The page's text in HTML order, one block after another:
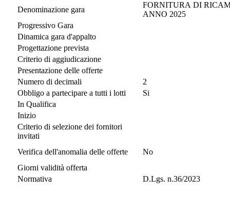
Denominazione gara
FORNITURA DI
ANNO 2025
Progressivo Gara
Dinamica gara d'appalto
Progettazione prevista
Criterio di aggiudicazione
Presentazione delle offerte
Numero di decimali
2
Obbligo a partecipare a tutti i lotti
Si
In Qualifica
Inizio
Criterio di selezione dei fornitori
invitati
Verifica dell'anomalia delle offerte
No
Giorni validità offerta
Normativa
D.Lgs. n.36/2023